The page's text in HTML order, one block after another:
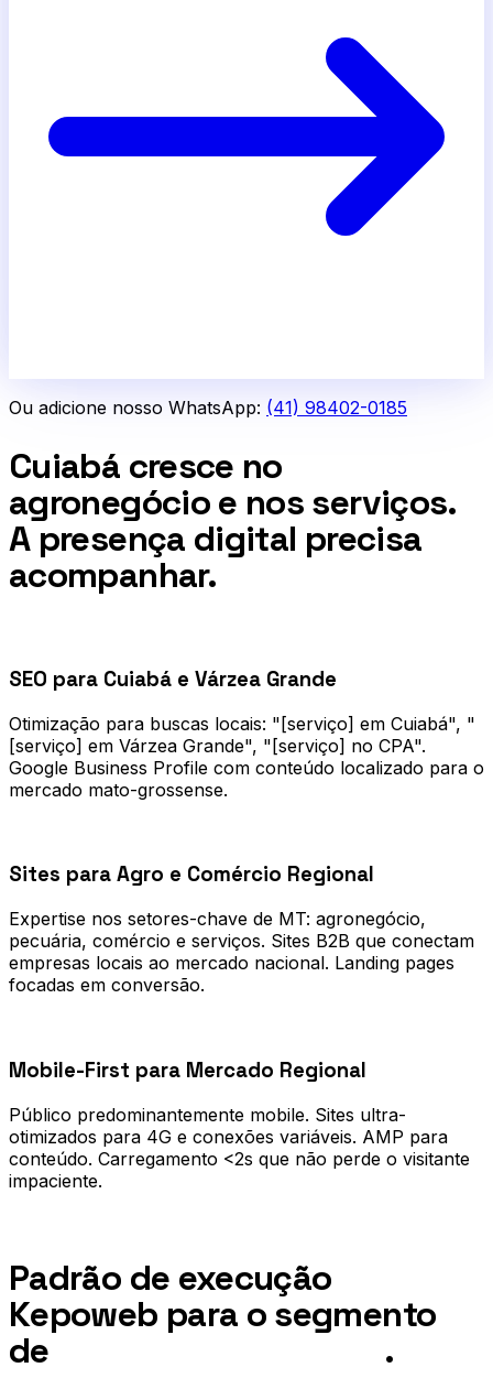
Ou adicione nosso WhatsApp: (41) 98402-0185
Cuiabá cresce no
agronegócio e nos serviços.
A presença digital precisa
acompanhar.
SEO para Cuiabá e Várzea Grande
Otimização para buscas locais: "[serviço] em Cuiabá", "
[serviço] em Várzea Grande", "[serviço] no CPA".
Google Business Profile com conteúdo localizado para o
mercado mato-grossense.
Sites para Agro e Comércio Regional
Expertise nos setores-chave de MT: agronegócio,
pecuária, comércio e serviços. Sites B2B que conectam
empresas locais ao mercado nacional. Landing pages
focadas em conversão.
Mobile-First para Mercado Regional
Público predominantemente mobile. Sites ultra-
otimizados para 4G e conexões variáveis. AMP para
conteúdo. Carregamento <2s que não perde o visitante
impaciente.
Padrão de execução
Kepoweb para o segmento
de
.